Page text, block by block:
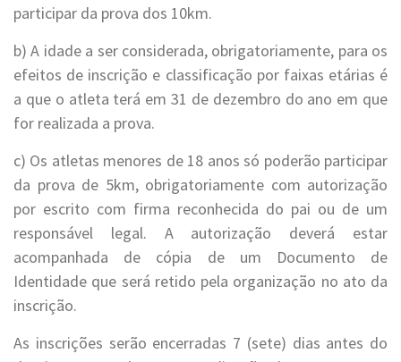
participar da prova dos 10km.
b) A idade a ser considerada, obrigatoriamente, para os
efeitos de inscrição e classificação por faixas etárias é
a que o atleta terá em 31 de dezembro do ano em que
for realizada a prova.
c) Os atletas menores de 18 anos só poderão participar
da prova de 5km, obrigatoriamente com autorização
por escrito com firma reconhecida do pai ou de um
responsável legal. A autorização deverá estar
acompanhada de cópia de um Documento de
Identidade que será retido pela organização no ato da
inscrição.
As inscrições serão encerradas 7 (sete) dias antes do